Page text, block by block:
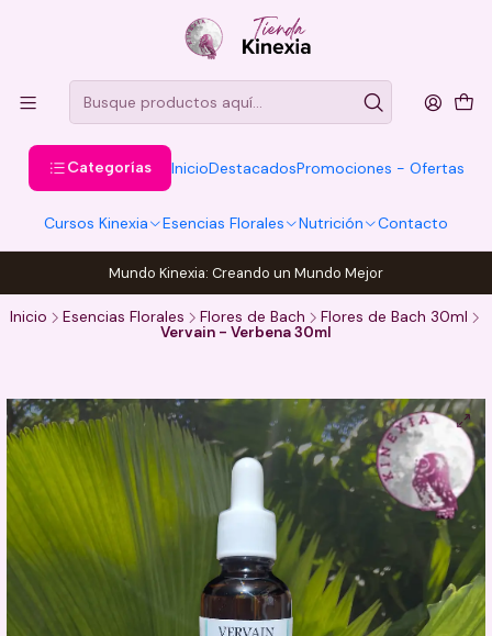
Categorías InicioDestacadosPromociones - Ofertas
Cursos Kinexia Esencias Florales Nutrición Contacto
Mundo Kinexia: Creando un Mundo Mejor
Inicio Esencias Florales Flores de Bach
Flores de Bach 30ml
Vervain - Verbena 30ml